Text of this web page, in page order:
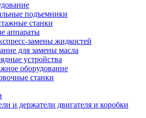
подъемники
станки
аппараты
замены жидкостей
для замены масла
устройства
оборудование
станки
и держатели двигателя и коробки